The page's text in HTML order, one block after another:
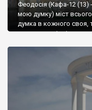
Феодосія (Кафа-12 (13)
мою думку) міст
думка в кожного своя,
запрошую відвідати це